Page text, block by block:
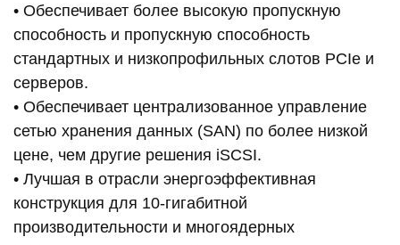
• Обеспечивает более высокую пропускную
способность и пропускную способность
стандартных и низкопрофильных слотов PCIe и
серверов.
• Обеспечивает централизованное управление
сетью хранения данных (SAN) по более низкой
цене, чем другие решения iSCSI.
• Лучшая в отрасли энергоэффективная
конструкция для 10-гигабитной
производительности и многоядерных